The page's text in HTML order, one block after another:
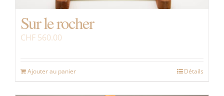
Sur le rocher
CHF 560.00
Ajouter au panier Détails